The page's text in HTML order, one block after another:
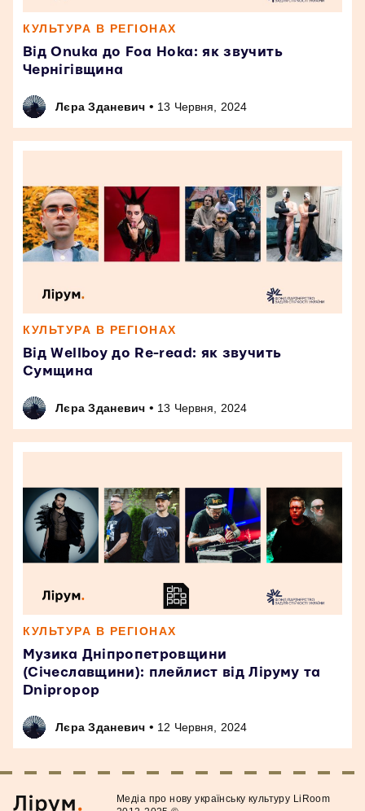
КУЛЬТУРА В РЕГІОНАХ
Від Onuka до Foa Hoka: як звучить
Чернігівщина
Лєра Зданевич • 13 Червня, 2024
КУЛЬТУРА В РЕГІОНАХ
Від Wellboy до Re-read: як звучить
Сумщина
Лєра Зданевич • 13 Червня, 2024
КУЛЬТУРА В РЕГІОНАХ
Музика Дніпропетровщини
(Січеславщини): плейлист від Ліруму та
Dnipropop
Лєра Зданевич • 12 Червня, 2024
Медiа про нову українську культуру LiRoom